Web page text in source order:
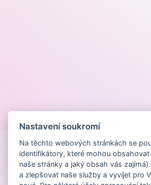
Nastavení soukromí
Na těchto webových stránkách se
identifikátory, které mohou
naše stránky a jaký obsah vás
a zlepšovat naše služby a vyvíjet pro